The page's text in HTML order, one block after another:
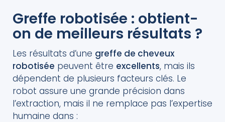
Greffe robotisée : obtient-
on de meilleurs résultats ?
Les résultats d’une greffe de cheveux
robotisée peuvent être excellents, mais ils
dépendent de plusieurs facteurs clés. Le
robot assure une grande précision dans
l’extraction, mais il ne remplace pas l’expertise
humaine dans :